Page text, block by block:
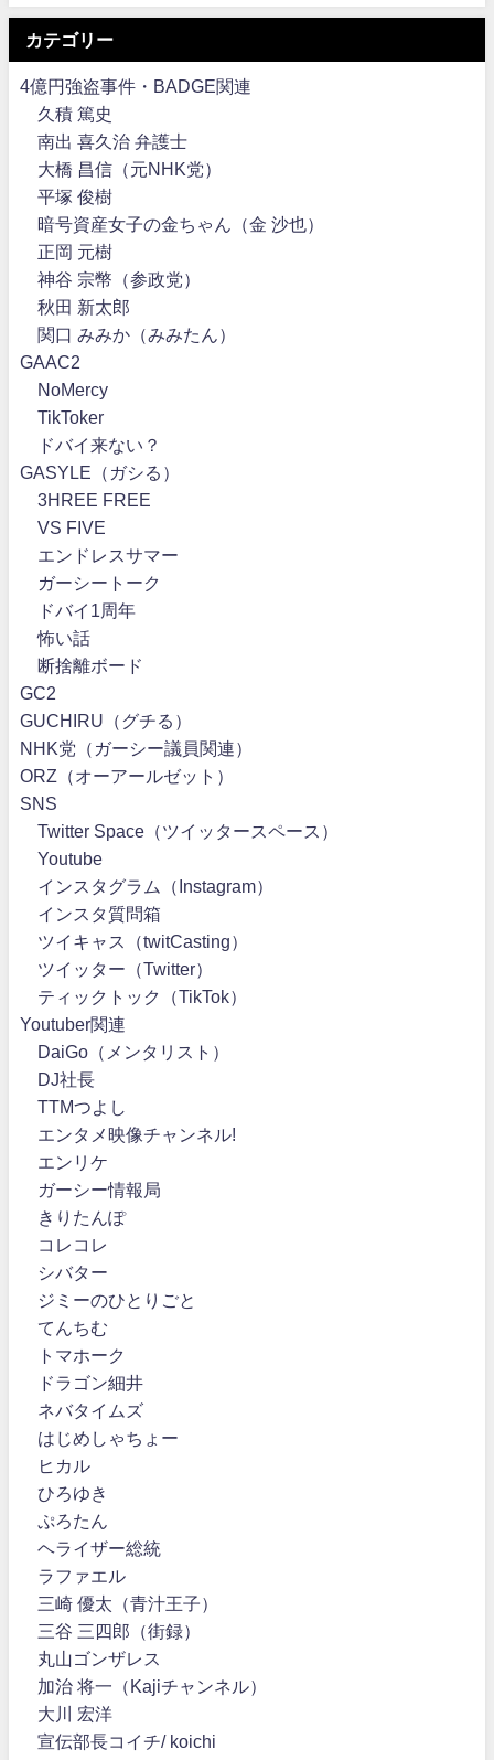
カテゴリー
4億円強盗事件・BADGE関連
久積 篤史
南出 喜久治 弁護士
大橋 昌信（元NHK党）
平塚 俊樹
暗号資産女子の金ちゃん（金 沙也）
正岡 元樹
神谷 宗幣（参政党）
秋田 新太郎
関口 みみか（みみたん）
GAAC2
NoMercy
TikToker
ドバイ来ない？
GASYLE（ガシる）
3HREE FREE
VS FIVE
エンドレスサマー
ガーシートーク
ドバイ1周年
怖い話
断捨離ボード
GC2
GUCHIRU（グチる）
NHK党（ガーシー議員関連）
ORZ（オーアールゼット）
SNS
Twitter Space（ツイッタースペース）
Youtube
インスタグラム（Instagram）
インスタ質問箱
ツイキャス（twitCasting）
ツイッター（Twitter）
ティックトック（TikTok）
Youtuber関連
DaiGo（メンタリスト）
DJ社長
TTMつよし
エンタメ映像チャンネル!
エンリケ
ガーシー情報局
きりたんぽ
コレコレ
シバター
ジミーのひとりごと
てんちむ
トマホーク
ドラゴン細井
ネバタイムズ
はじめしゃちょー
ヒカル
ひろゆき
ぷろたん
ヘライザー総統
ラファエル
三崎 優太（青汁王子）
三谷 三四郎（街録）
丸山ゴンザレス
加治 将一（Kajiチャンネル）
大川 宏洋
宣伝部長コイチ/ koichi